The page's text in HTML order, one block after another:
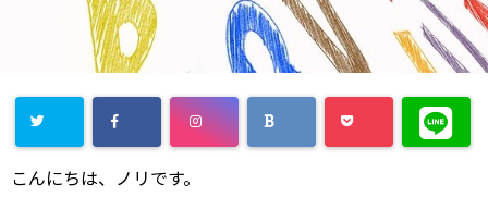
こんにちは、ノリです。